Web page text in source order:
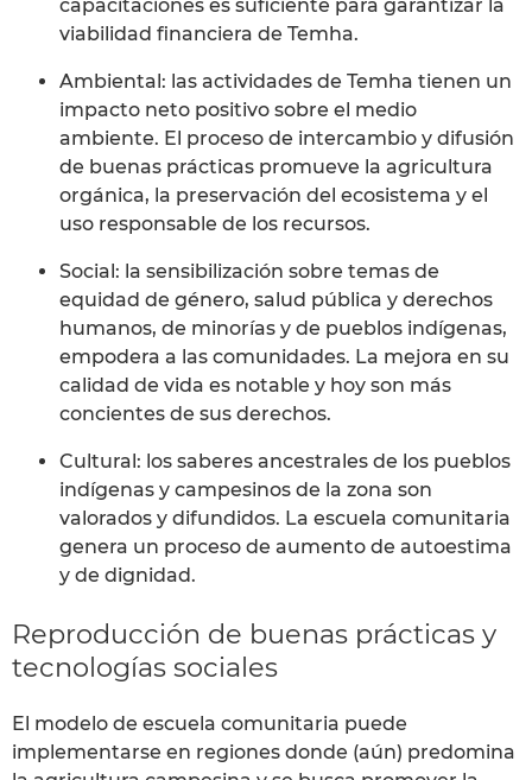
capacitaciones es suficiente para garantizar la
viabilidad financiera de Temha.
Ambiental: las actividades de Temha tienen un
impacto neto positivo sobre el medio
ambiente. El proceso de intercambio y difusión
de buenas prácticas promueve la agricultura
orgánica, la preservación del ecosistema y el
uso responsable de los recursos.
Social: la sensibilización sobre temas de
equidad de género, salud pública y derechos
humanos, de minorías y de pueblos indígenas,
empodera a las comunidades. La mejora en su
calidad de vida es notable y hoy son más
concientes de sus derechos.
Cultural: los saberes ancestrales de los pueblos
indígenas y campesinos de la zona son
valorados y difundidos. La escuela comunitaria
genera un proceso de aumento de autoestima
y de dignidad.
Reproducción de buenas prácticas y
tecnologías sociales
El modelo de escuela comunitaria puede
implementarse en regiones donde (aún) predomina